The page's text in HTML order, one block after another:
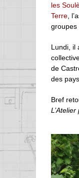
les
Terre ,
groupes
Lundi, il
de
des
Bref